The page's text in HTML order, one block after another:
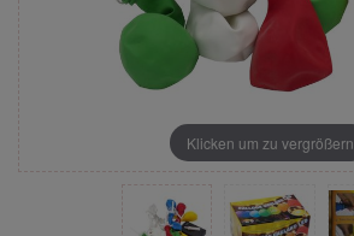
Klicken um zu vergrößern